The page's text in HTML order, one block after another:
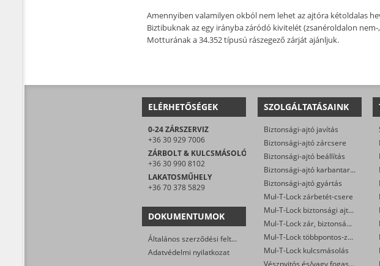
Amennyiben valamilyen okból nem lehet az ajtóra kétoldalas
Biztibuknak az egy irányba záródó kivitelét (zsanéroldalon
Motturának a 34.352 típusú rászegező zárját ajánljuk.
ELÉRHETŐSÉGEK
0-24 ZÁRSZERVIZ
+36 30 929 7006
ZÁRBOLT & KULCSMÁSOLÓ
+36 30 990 8102
LAKATOSMŰHELY
+36 70 378 5829
DOKUMENTUMOK
Általános szerződési feltételek
Adatvédelmi nyilatkozat
SZOLGÁLTATÁSAINK
Biztonsági-ajtó javítás
Biztonsági-ajtó zárcsere
Biztonsági-ajtó beállítás
Biztonsági-ajtó karbantartás
Biztonsági-ajtó gyártás
Mul-T-Lock zárbetét-csere
Mul-T-Lock biztonsági ajtó szervizelése
Mul-T-Lock zár, biztonsági ajtó nyitása
Mul-T-Lock többpontos-zár csere
Mul-T-Lock kulcsmásolás